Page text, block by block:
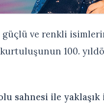
ve renkli
100.
sahnesi ile